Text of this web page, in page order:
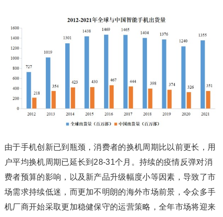
由于手机创新已到瓶颈，消费者的换机周期比以前更长，用
户平均换机周期已延长到28-31个月。持续的疫情反弹对消
费者预算的影响，以及新产品升级幅度小等因素，导致了市
场需求持续低迷，而更加不明朗的海外市场前景，令众多手
机厂商开始采取更加稳健保守的运营策略，全年市场将迎来